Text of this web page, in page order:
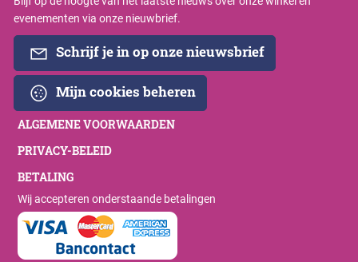
evenementen via onze nieuwbrief.
Schrijf je in op onze nieuwsbrief
Mijn cookies beheren
ALGEMENE VOORWAARDEN
PRIVACY-BELEID
BETALING
Wij accepteren onderstaande betalingen